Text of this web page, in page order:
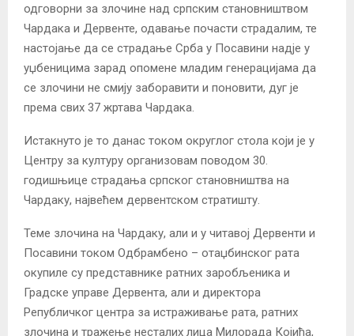
одговорни за злочине над српским становништвом
Чардака и Дервенте, одавање почасти страдалим, те
настојање да се страдање Срба у Посавини надје у
уџбеницима зарад опомене младим генерацијама да
се злочини не смију заборавити и поновити, дуг је
према свих 37 жртава Чардака.
Истакнуто је то данас током округлог стола који је у
Центру за културу организовам поводом 30.
годишњице страдања српског становништва на
Чардаку, највећем дервентском стратишту.
Теме злочина на Чардаку, али и у читавој Дервенти и
Посавини током Одбрамбено – отаџбинског рата
окупиле су представнике ратних заробљеника и
Градске управе Дервентa, али и директора
Републичког центра за истраживање рата, ратних
злочина и тражење несталих лицa Милорада Којића,